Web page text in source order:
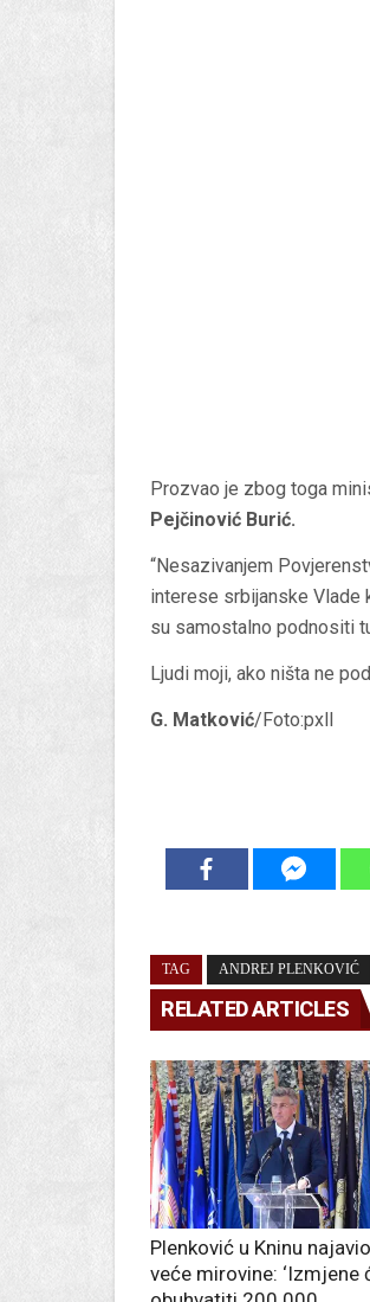
Prozvao je zbog toga
Pejčinović Burić.
“Nesazivanjem
interese srbijanske Vlade
su samostalno podnositi
Ljudi moji, ako ništa ne
G. Matković/Foto:pxll
TAG ANDREJ PLENKOVIĆ
RELATED ARTICLES
Plenković u Kninu najavio
veće mirovine: ‘Izmjene